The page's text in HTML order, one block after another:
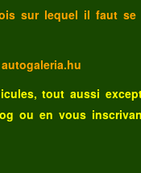
sur lequel il faut se
autogaleria.hu
tout aussi
ou en vous